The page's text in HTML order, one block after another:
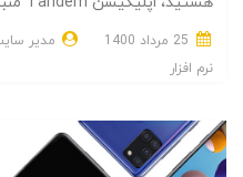
که به کمک شما خواهد آمد.مدیر
نرم افزار